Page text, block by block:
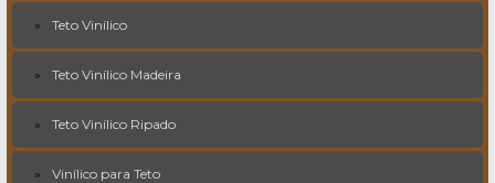
Teto Vinílico
Teto Vinílico Madeira
Teto Vinílico Ripado
Vinílico para Teto